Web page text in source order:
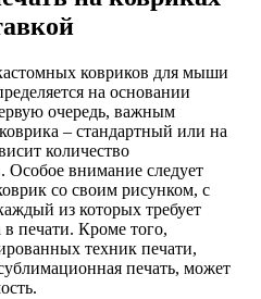
ковриков для мыши
на основании
очередь, важным
– стандартный или на
количество
Особое внимание следует
со своим рисунком, с
из которых требует
печати. Кроме того,
техник печати,
печать, может